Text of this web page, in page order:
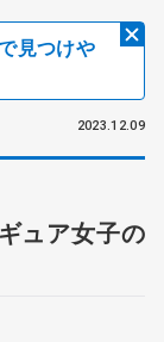
見つけや
2023.12.09
ュア女子の